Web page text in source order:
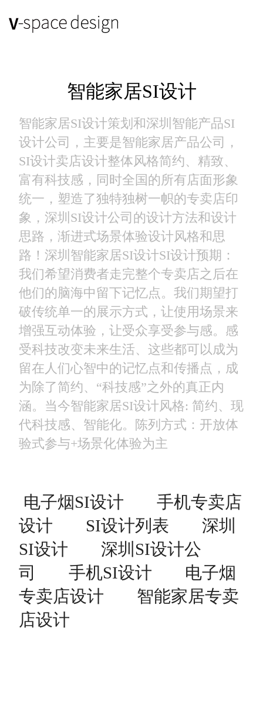
智能家居SI设计
智能家居SI设计策划和深圳智能产品SI
设计公司，主要是智能家居产品公司，
SI设计卖店设计整体风格简约、精致、
富有科技感，同时全国的所有店面形象
统一，塑造了独特独树一帜的专卖店印
象，深圳SI设计公司的设计方法和设计
思路，渐进式场景体验设计风格和思
路！深圳智能家居SI设计SI设计预期：
我们希望消费者走完整个专卖店之后在
他们的脑海中留下记忆点。我们期望打
破传统单一的展示方式，让使用场景来
增强互动体验，让受众享受参与感。感
受科技改变未来生活、这些都可以成为
留在人们心智中的记忆点和传播点，成
为除了简约、“科技感”之外的真正内
涵。当今智能家居SI设计风格: 简约、现
代科技感、智能化。陈列方式：开放体
验式参与+场景化体验为主
电子烟SI设计
手机专卖店
设计
SI设计列表
深圳
SI设计
深圳SI设计公
司
手机SI设计
电子烟
专卖店设计
智能家居专卖
店设计